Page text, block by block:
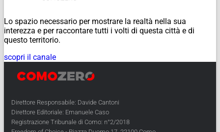
Lo spazio necessario per mostrare la realtà nella sua
interezza e per raccontare tutti i volti di questa città e di
questo territorio.
scopri il canale
Direttore Responsabile: Davide Cantoni
Direttore Editoriale: Emanuele Caso
Registrazione Tribunale di Como: n°2/2018